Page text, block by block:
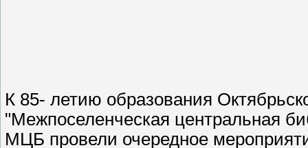
К 85- летию образования
"Межпоселенческая центральная
МЦБ провели очередное